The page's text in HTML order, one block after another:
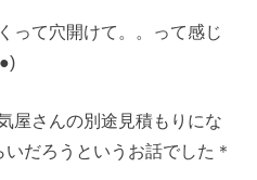
って穴開けて。。って感じ
屋さんの別途見積もりにな
だろうというお話でした＊